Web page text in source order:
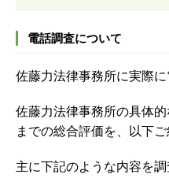
電話調査について
佐藤力法律事務所に実際に
佐藤力法律事務所の具体
までの総合評価を、以下ご
主に下記のような内容を調